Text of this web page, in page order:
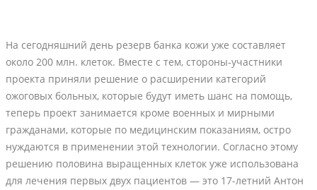
На сегодняшний день резерв банка кожи уже составляет
около 200 млн. клеток. Вместе с тем, стороны-участники
проекта приняли решение о расширении категорий
ожоговых больных, которые будут иметь шанс на помощь,
теперь проект занимается кроме военных и мирными
гражданами, которые по медицинским показаниям, остро
нуждаются в применении этой технологии. Согласно этому
решению половина выращенных клеток уже использована
для лечения первых двух пациентов — это 17-летний Антон